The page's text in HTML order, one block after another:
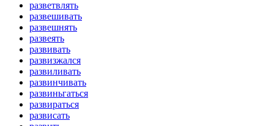
разветвлять
развешивать
развешнять
развеять
развивать
развизжался
развиливать
развинчивать
развиньгаться
развираться
развисать